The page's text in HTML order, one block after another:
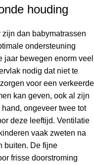
houding
dan babymatrassen
ondersteuning
jaar bewegen enorm veel
nodig dat niet te
voor een verkeerde
kan geven, ook al zijn
ongeveer twee tot
deze leeftijd. Ventilatie
vaak zweten na
buiten. De fijne
frisse doorstroming